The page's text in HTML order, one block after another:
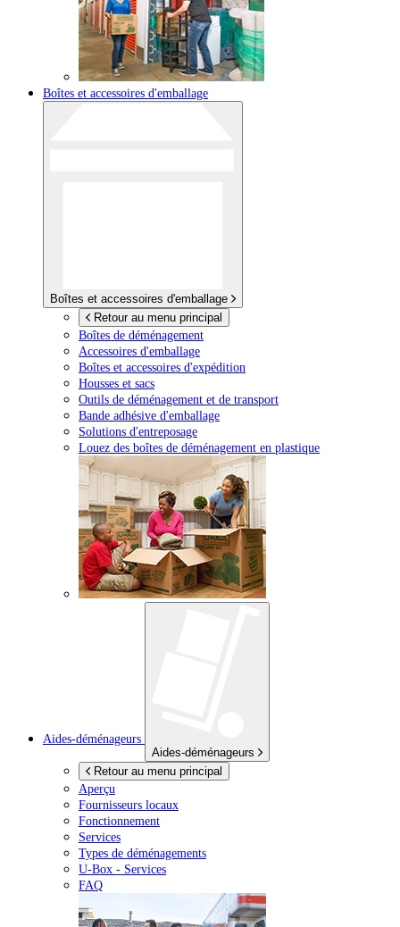
Boîtes et accessoires d'emballage
Boîtes et accessoires d'emballage
Retour au menu principal
Boîtes de déménagement
Accessoires d'emballage
Boîtes et accessoires d'expédition
Housses et sacs
Outils de déménagement et de transport
Bande adhésive d'emballage
Solutions d'entreposage
Louez des boîtes de déménagement en plastique
Aides-déménageurs
Aides-déménageurs
Retour au menu principal
Aperçu
Fournisseurs locaux
Fonctionnement
Services
Types de déménagements
U-Box - Services
FAQ